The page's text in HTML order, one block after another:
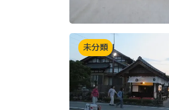
未分類